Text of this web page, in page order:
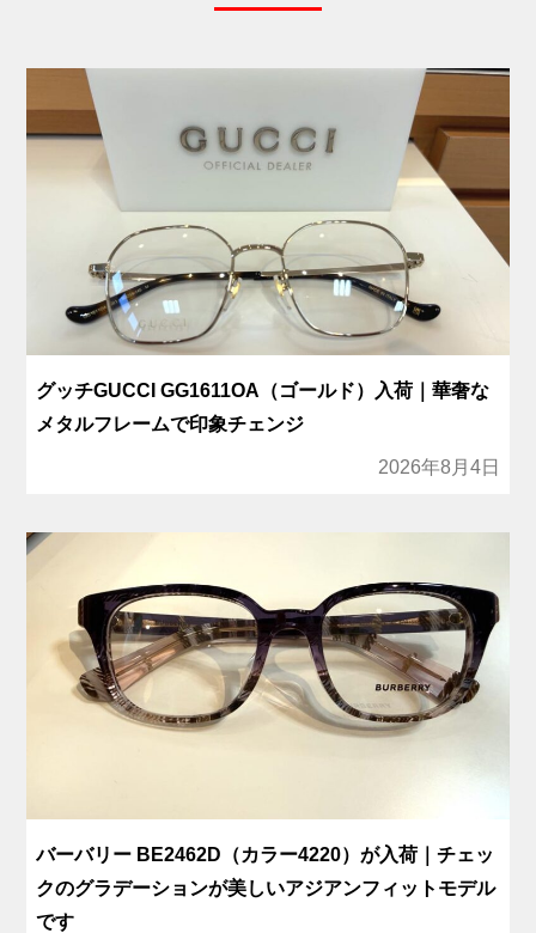
グッチGUCCI GG1611OA（ゴールド）入荷｜華奢な
メタルフレームで印象チェンジ
2026年8月4日
バーバリー BE2462D（カラー4220）が入荷｜チェッ
クのグラデーションが美しいアジアンフィットモデル
です